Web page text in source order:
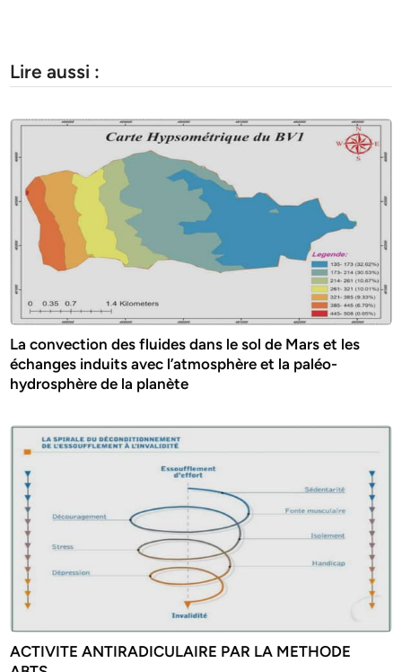
Lire aussi :
La convection des fluides dans le sol de Mars et les
échanges induits avec l’atmosphère et la paléo-
hydrosphère de la planète
ACTIVITE ANTIRADICULAIRE PAR LA METHODE